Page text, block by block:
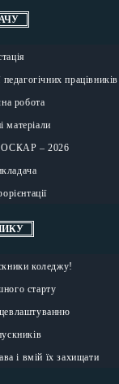
працівників
робота
матеріали
ОСКАР – 2026
коледжу!
старту
і вмій їх захищати